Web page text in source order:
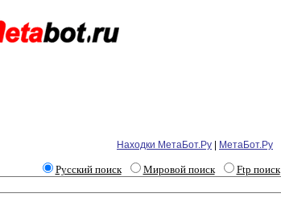
Находки МетаБот.Ру МетаБот.Ру
Русский поиск Мировой поиск Ftp поиск